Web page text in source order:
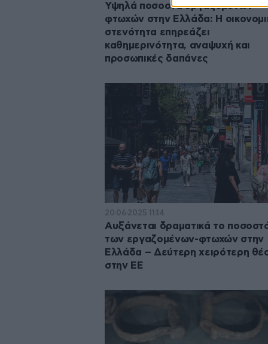
Υψηλά ποσοστά εργαζομένων-
φτωχών στην Ελλάδα: Η
στενότητα επηρεάζει
καθημερινότητα, αναψυχή και
προσωπικές δαπάνες
20·06·2025 11:14
Αυξάνεται δραματικά το
των εργαζομένων-φτωχών στην
Ελλάδα – Δεύτερη χειρότερη
στην ΕΕ